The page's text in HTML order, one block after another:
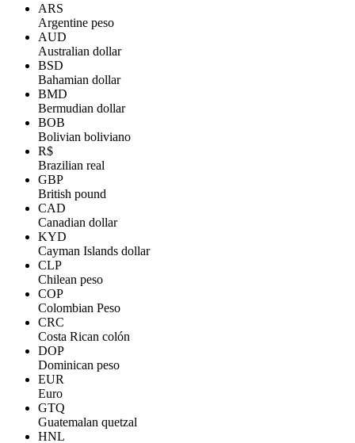
ARS
Argentine peso
AUD
Australian dollar
BSD
Bahamian dollar
BMD
Bermudian dollar
BOB
Bolivian boliviano
R$
Brazilian real
GBP
British pound
CAD
Canadian dollar
KYD
Cayman Islands dollar
CLP
Chilean peso
COP
Colombian Peso
CRC
Costa Rican colón
DOP
Dominican peso
EUR
Euro
GTQ
Guatemalan quetzal
HNL